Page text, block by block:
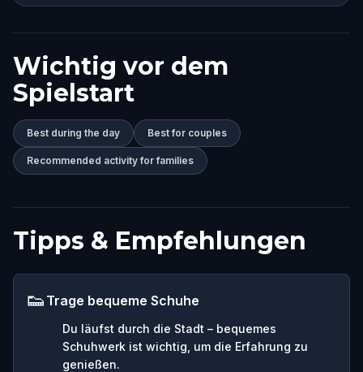
Wichtig vor dem
Spielstart
Best during the day Best for couples
Recommended activity for families
Tipps & Empfehlungen
👟 Trage bequeme Schuhe
Du läufst durch die Stadt – bequemes
Schuhwerk ist wichtig, um die Erfahrung zu
genießen.